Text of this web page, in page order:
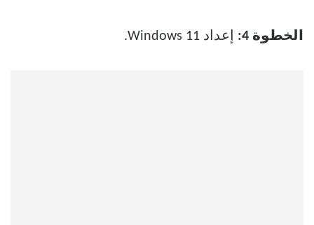
الخطوة 4: إعداد Windows 11.